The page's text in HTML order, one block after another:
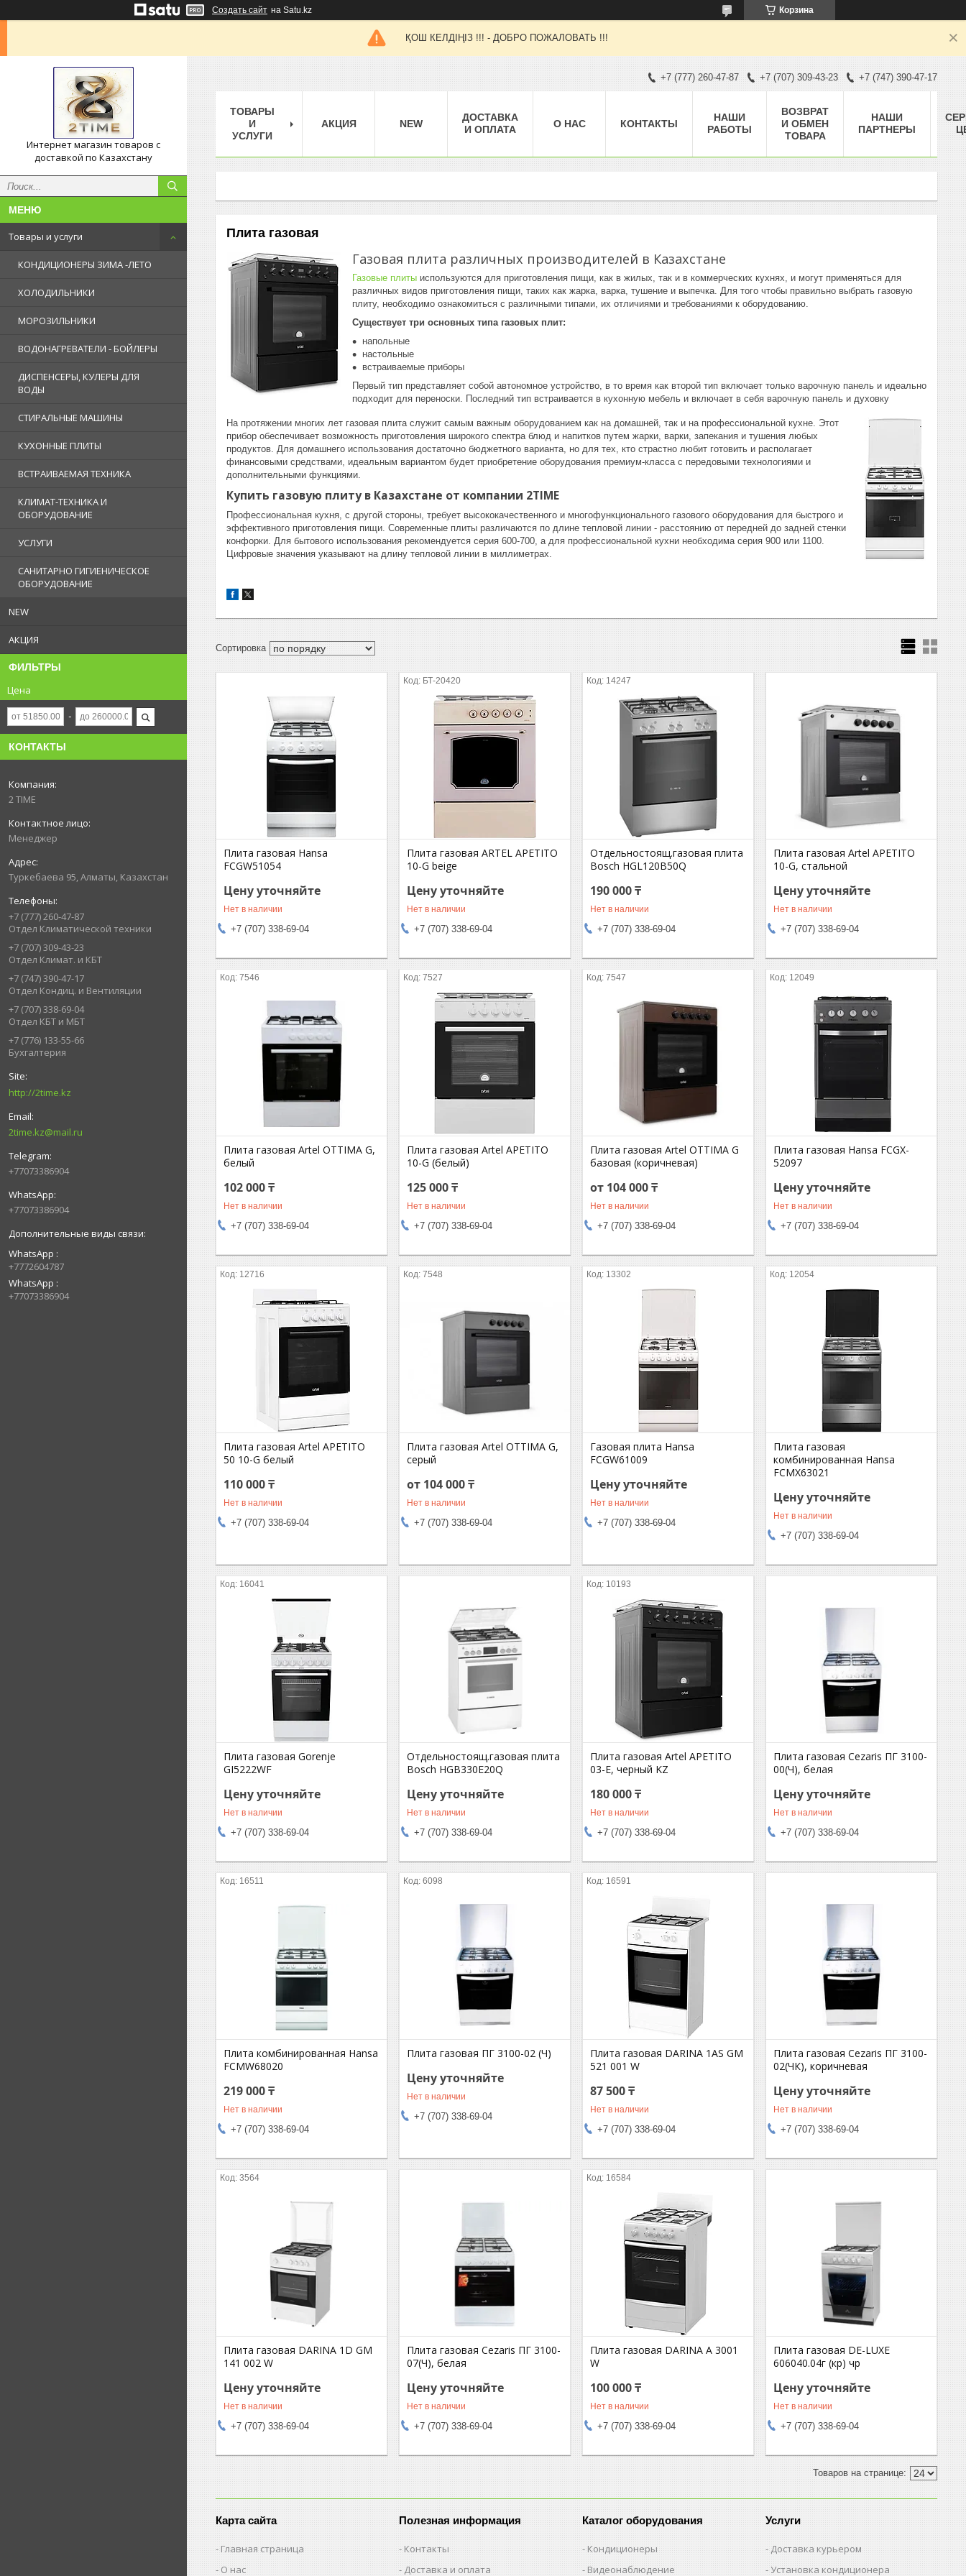
Создать сайт на Satu.kz Корзина
ҚОШ КЕЛДІҢІЗ !!! - ДОБРО ПОЖАЛОВАТЬ !!!
Интернет магазин товаров с
доставкой по Казахстану
Товары и услуги
КОНДИЦИОНЕРЫ ЗИМА -ЛЕТО
ХОЛОДИЛЬНИКИ
МОРОЗИЛЬНИКИ
ВОДОНАГРЕВАТЕЛИ - БОЙЛЕРЫ
ДИСПЕНСЕРЫ, КУЛЕРЫ ДЛЯ
ВОДЫ
СТИРАЛЬНЫЕ МАШИНЫ
КУХОННЫЕ ПЛИТЫ
ВСТРАИВАЕМАЯ ТЕХНИКА
КЛИМАТ-ТЕХНИКА И
ОБОРУДОВАНИЕ
УСЛУГИ
САНИТАРНО ГИГИЕНИЧЕСКОЕ
ОБОРУДОВАНИЕ
NEW
АКЦИЯ
ФИЛЬТРЫ
Цена
КОНТАКТЫ
2 TIME
Менеджер
Туркебаева 95, Алматы, Казахстан
+7 (777) 260-47-87
Отдел Климатической техники
+7 (707) 309-43-23
Отдел Климат. и КБТ
+7 (747) 390-47-17
Отдел Кондиц. и Вентиляции
+7 (707) 338-69-04
Отдел КБТ и МБТ
+7 (776) 133-55-66
Бухгалтерия
http://2time.kz
2time.kz@mail.ru
+77073386904
+77073386904
WhatsApp
+7772604787
WhatsApp
+77073386904
+7 (777) 260-47-87 +7 (707) 309-43-23 +7 (747) 390-47-17
ТОВАРЫ
И
УСЛУГИ
АКЦИЯ NEW
ДОСТАВКА
И ОПЛАТА
О НАС КОНТАКТЫ
НАШИ
РАБОТЫ
ВОЗВРАТ
И ОБМЕН
ТОВАРА
НАШИ
ПАРТНЕРЫ
Плита газовая
Газовая плита различных производителей в Казахстане
Газовые плиты используются для приготовления пищи, как в жилых, так и в коммерческих кухнях, и могут применяться для
различных видов приготовления пищи, таких как жарка, варка, тушение и выпечка. Для того чтобы правильно выбрать газовую
плиту, необходимо ознакомиться с различными типами, их отличиями и требованиями к оборудованию.
Существует три основных типа газовых плит:
напольные
настольные
встраиваемые приборы
Первый тип представляет собой автономное устройство, в то время как второй тип включает только варочную панель и идеально
подходит для переноски. Последний тип встраивается в кухонную мебель и включает в себя варочную панель и духовку
На протяжении многих лет газовая плита служит самым важным оборудованием как на домашней, так и на профессиональной кухне. Этот
прибор обеспечивает возможность приготовления широкого спектра блюд и напитков путем жарки, варки, запекания и тушения любых
продуктов. Для домашнего использования достаточно бюджетного варианта, но для тех, кто страстно любит готовить и располагает
финансовыми средствами, идеальным вариантом будет приобретение оборудования премиум-класса с передовыми технологиями и
дополнительными функциями.
Купить газовую плиту в Казахстане от компании 2TIME
Профессиональная кухня, с другой стороны, требует высококачественного и многофункционального газового оборудования для быстрого и
эффективного приготовления пищи. Современные плиты различаются по длине тепловой линии - расстоянию от передней до задней стенки
конфорки. Для бытового использования рекомендуется серия 600-700, а для профессиональной кухни необходима серия 900 или 1100.
Цифровые значения указывают на длину тепловой линии в миллиметрах.
Плита газовая Hansa
FCGW51054
Цену уточняйте
Нет в наличии
+7 (707) 338-69-04
БТ-20420
Плита газовая ARTEL APETITO
10-G beige
Цену уточняйте
Нет в наличии
+7 (707) 338-69-04
14247
Отдельностоящ.газовая плита
Bosch HGL120B50Q
190 000 ₸
Нет в наличии
+7 (707) 338-69-04
Плита газовая Artel APETITO
10-G, стальной
Цену уточняйте
Нет в наличии
+7 (707) 338-69-04
7546
Плита газовая Artel OTTIMA G,
белый
102 000 ₸
Нет в наличии
+7 (707) 338-69-04
7527
Плита газовая Artel APETITO
10-G (белый)
125 000 ₸
Нет в наличии
+7 (707) 338-69-04
7547
Плита газовая Artel OTTIMA G
базовая (коричневая)
от 104 000 ₸
Нет в наличии
+7 (707) 338-69-04
12049
Плита газовая Hansa FCGX-
52097
Цену уточняйте
Нет в наличии
+7 (707) 338-69-04
12716
Плита газовая Artel APETITO
50 10-G белый
110 000 ₸
Нет в наличии
+7 (707) 338-69-04
7548
Плита газовая Artel OTTIMA G,
серый
от 104 000 ₸
Нет в наличии
+7 (707) 338-69-04
13302
Газовая плита Hansa
FCGW61009
Цену уточняйте
Нет в наличии
+7 (707) 338-69-04
12054
Плита газовая
комбинированная Hansa
FCMX63021
Цену уточняйте
Нет в наличии
+7 (707) 338-69-04
16041
Плита газовая Gorenje
GI5222WF
Цену уточняйте
Нет в наличии
+7 (707) 338-69-04
Отдельностоящ.газовая плита
Bosch HGB330E20Q
Цену уточняйте
Нет в наличии
+7 (707) 338-69-04
10193
Плита газовая Artel APETITO
03-E, черный KZ
180 000 ₸
Нет в наличии
+7 (707) 338-69-04
Плита газовая Cezaris ПГ 3100-
00(Ч), белая
Цену уточняйте
Нет в наличии
+7 (707) 338-69-04
16511
Плита комбинированная Hansa
FCMW68020
219 000 ₸
Нет в наличии
+7 (707) 338-69-04
6098
Плита газовая ПГ 3100-02 (Ч)
Цену уточняйте
Нет в наличии
+7 (707) 338-69-04
16591
Плита газовая DARINA 1AS GM
521 001 W
87 500 ₸
Нет в наличии
+7 (707) 338-69-04
Плита газовая Cezaris ПГ 3100-
02(ЧК), коричневая
Цену уточняйте
Нет в наличии
+7 (707) 338-69-04
3564
Плита газовая DARINA 1D GM
141 002 W
Цену уточняйте
Нет в наличии
+7 (707) 338-69-04
Плита газовая Cezaris ПГ 3100-
07(Ч), белая
Цену уточняйте
Нет в наличии
+7 (707) 338-69-04
16584
Плита газовая DARINA A 3001
W
100 000 ₸
Нет в наличии
+7 (707) 338-69-04
Плита газовая DE-LUXE
606040.04г (кр) чр
Цену уточняйте
Нет в наличии
+7 (707) 338-69-04
Карта сайта
Главная страница
О нас
Полезная информация
Контакты
Доставка и оплата
Каталог оборудования
Кондиционеры
Видеонаблюдение
Услуги
Доставка курьером
Установка кондиционера